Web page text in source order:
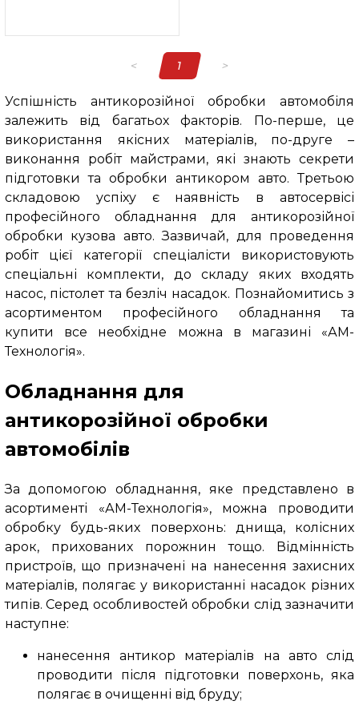
< 1 >
Успішність антикорозійної обробки автомобіля
залежить від багатьох факторів. По-перше, це
використання якісних матеріалів, по-друге –
виконання робіт майстрами, які знають секрети
підготовки та обробки антикором авто. Третьою
складовою успіху є наявність в автосервісі
професійного обладнання для антикорозійної
обробки кузова авто. Зазвичай, для проведення
робіт цієї категорії спеціалісти використовують
спеціальні комплекти, до складу яких входять
насос, пістолет та безліч насадок. Познайомитись з
асортиментом професійного обладнання та
купити все необхідне можна в магазині «АМ-
Технологія».
Обладнання для
антикорозійної обробки
автомобілів
За допомогою обладнання, яке представлено в
асортименті «АМ-Технологія», можна проводити
обробку будь-яких поверхонь: днища, колісних
арок, прихованих порожнин тощо. Відмінність
пристроїв, що призначені на нанесення захисних
матеріалів, полягає у використанні насадок різних
типів. Серед особливостей обробки слід зазначити
наступне:
нанесення антикор матеріалів на авто слід
проводити після підготовки поверхонь, яка
полягає в очищенні від бруду;